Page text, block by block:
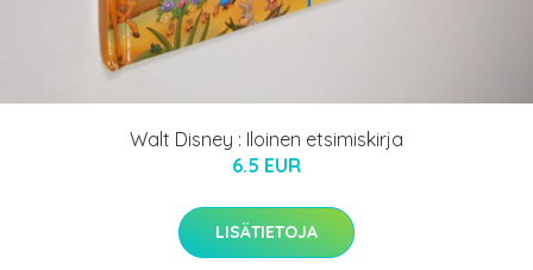
Walt Disney : Iloinen etsimiskirja
6.5 EUR
LISÄTIETOJA